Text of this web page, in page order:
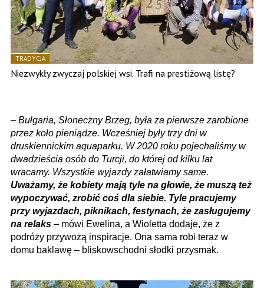
TRADYCJA
Niezwykły zwyczaj polskiej wsi. Trafi na prestiżową listę?
– Bułgaria, Słoneczny Brzeg, była za pierwsze zarobione
przez koło pieniądze. Wcześniej były trzy dni w
druskiennickim aquaparku. W 2020 roku pojechaliśmy w
dwadzieścia osób do Turcji, do której od kilku lat
wracamy. Wszystkie wyjazdy załatwiamy same.
Uważamy, że kobiety mają tyle na głowie, że muszą też
wypoczywać, zrobić coś dla siebie. Tyle pracujemy
przy wyjazdach, piknikach, festynach, że zasługujemy
na relaks – mówi Ewelina, a Wioletta dodaje, że z
podróży przywożą inspiracje. Ona sama robi teraz w
domu baklawę – blisko­wschodni słodki przysmak.